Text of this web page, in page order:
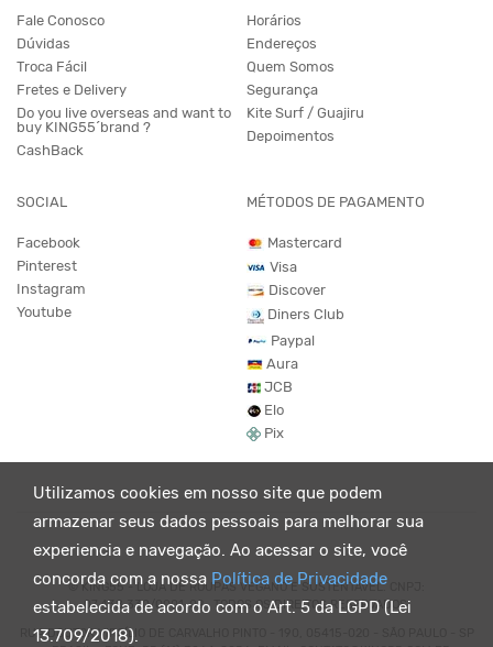
Utilizamos cookies em nosso site que podem
armazenar seus dados pessoais para melhorar sua
experiencia e navegação. Ao acessar o site, você
concorda com a nossa Política de Privacidade
estabelecida de acordo com o Art. 5 da LGPD (Lei
13.709/2018).
Fale Conosco
Dúvidas
Troca Fácil
Fretes e Delivery
Do you live overseas and want to
buy KING55´brand ?
CashBack
Horários
Endereços
Quem Somos
Segurança
Kite Surf / Guajiru
Depoimentos
SOCIAL
Facebook
Pinterest
Instagram
Youtube
MÉTODOS DE PAGAMENTO
Mastercard
Visa
Discover
Diners Club
Paypal
Aura
JCB
Elo
Pix
© KING55 - LOJA DE ROUPAS VEGANO E SUSTENTÁVEL. CNPJ:
07.438.330/0001-02 . TODOS OS DIREITOS RESERVADOS.
RUA DOUTOR VIRGÍLIO DE CARVALHO PINTO - 190, 05415-020 - SÃO PAULO - SP